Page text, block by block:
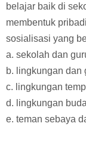
belajar baik di
membentuk
sosialisasi yang
a. sekolah dan
b. lingkungan dan
c. lingkungan
d. lingkungan
e. teman sebaya